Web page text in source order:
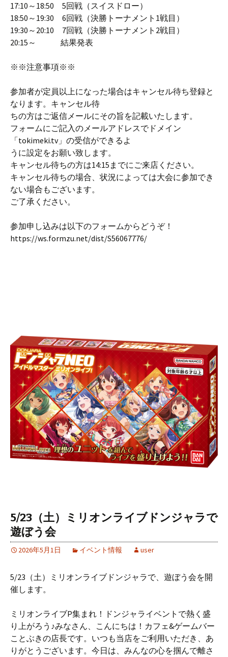
17:10～18:50 5回戦（スイスドロー）
18:50～19:30 6回戦（決勝トーナメント1戦目）
19:30～20:10 7回戦（決勝トーナメント2戦目）
20:15～ 結果発表
※※注意事項※※
参加者が定員以上になった場合はキャンセル待ち登録と
なります。キャンセル待
ちの方はご返信メールにその旨を記載いたします。
フォームにご記入のメールアドレスでドメイン
「tokimeki.tv」の受信ができるよ
うに設定をお願い致します。
キャンセル待ちの方は14:15までにご来店ください。
キャンセル待ちの場合、状況によっては大会に参加でき
ない場合もございます。
ご了承ください。
参加申し込みは以下のフォームからどうぞ！
https://ws.formzu.net/dist/S56067776/
5/23（土）ミリオンライブドンジャラで
遊ぼう会
2026年5月1日 イベント情報 user
5/23（土）ミリオンライブドンジャラで、遊ぼう会を開
催します。
ミリオンライブP集まれ！ドンジャライベントで熱く盛
り上がろう♪みなさん、こんにちは！カフェ&ゲームバー
ことぶきの店長です。いつも当店をご利用いただき、あ
りがとうございます。今日は、みんなの心を掴んで離さ